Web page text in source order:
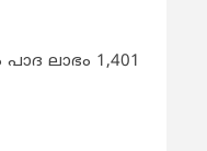
പാദ ലാഭം 1,401